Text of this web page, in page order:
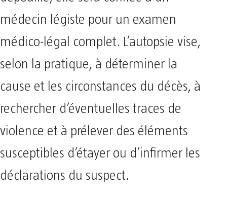
médecin légiste pour un examen
médico-légal complet. L’autopsie vise,
selon la pratique, à déterminer la
cause et les circonstances du décès, à
rechercher d’éventuelles traces de
violence et à prélever des éléments
susceptibles d’étayer ou d’infirmer les
déclarations du suspect.